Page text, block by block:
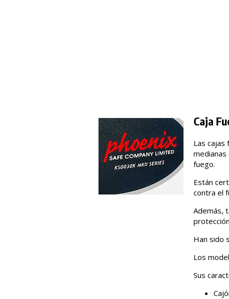
Caja
Las cajas
fuego.
Están
contra el
Además,
Han sido
Los
Sus